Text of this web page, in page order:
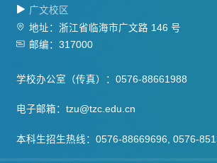
广文校区
地址：浙江省临海市广文路 146 号
邮编：317000
学校办公室（传真）：0576-88661988
电子邮箱：tzu@tzc.edu.cn
本科生招生热线：0576-88669696, 0576-